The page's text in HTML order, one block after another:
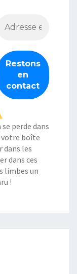
perde dans
votre boîte
dans les
dans ces
limbes un
!